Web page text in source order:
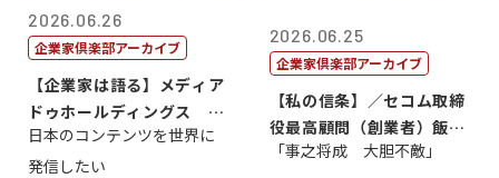
2026.06.26
企業家倶楽部アーカイブ
【企業家は語る】メディア
ドゥホールディングス 代
表取締役社長...
日本のコンテンツを世界に
発信したい
2026.06.25
企業家倶楽部アーカイブ
【私の信条】／セコム取締
役最高顧問（創業者）飯田
亮
「事之将成 大胆不敵」